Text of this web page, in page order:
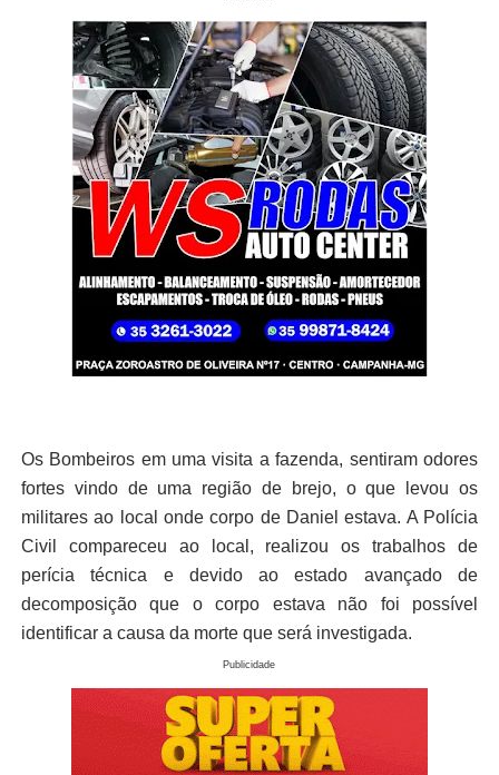
Os Bombeiros em uma visita a fazenda, sentiram odores
fortes vindo de uma região de brejo, o que levou os
militares ao local onde corpo de Daniel estava. A Polícia
Civil compareceu ao local, realizou os trabalhos de
perícia técnica e devido ao estado avançado de
decomposição que o corpo estava não foi possível
identificar a causa da morte que será investigada.
Publicidade